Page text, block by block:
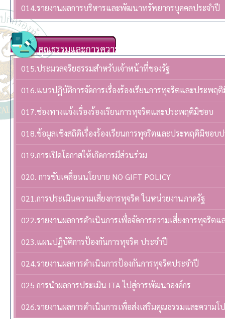
014.รายงานผลการบริหารและพัฒนาทรัพยากรบุคคลประจําปี
คุณธรรมและการความโปร่งใส
015.ประมวลจริยธรรมสำหรับเจ้าหน้าที่ของรัฐ
016.แนวปฏิบัติการจัดการเรื่องร้องเรียนการทุจริตและประพฤ
017.ช่องทางแจ้งเรื่องร้องเรียนการทุจริตและประพฤติมิชอบ
018.ข้อมูลเชิงสถิติเรื่องร้องเรียนการทุจริตและประพฤติมิชอบ
019.การเปิดโอกาสให้เกิดการมีส่วนร่วม
020. การขับเคลื่อนนโยบาย NO GIFT POLICY
021.การประเมินความเสี่ยงการทุจริต ในหน่วยงานภาครัฐ
022.รายงานผลการดำเนินการเพื่อจัดการความเสี่ยงการทุจริ
023.แผนปฏิบัติการป้องกันการทุจริต ประจำปี
024.รายงานผลการดำเนินการป้องกันการทุจริตประจำปี
025 การนำผลการประเมิน ITA ไปสู่การพัฒนาองค์กร
026.รายงานผลการดำเนินการเพื่อส่งเสริมคุณธรรมและความ